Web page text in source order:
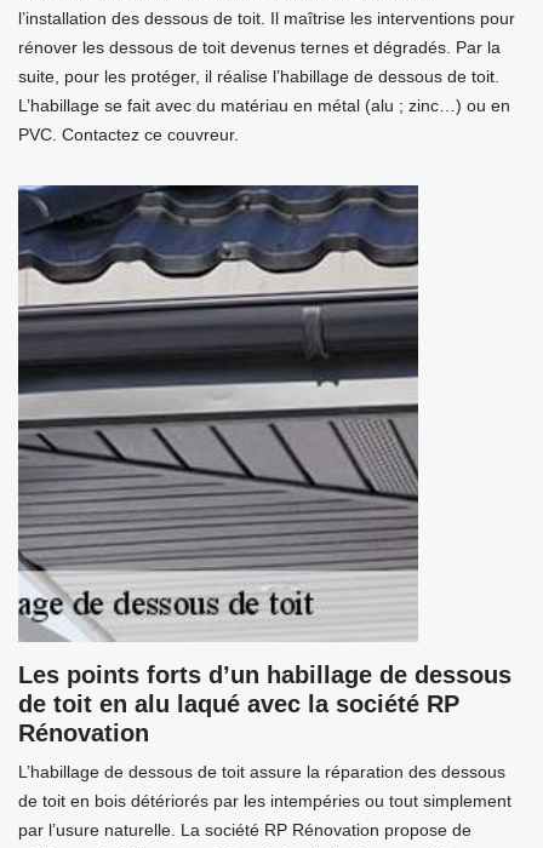
l’installation des dessous de toit. Il maîtrise les interventions pour
rénover les dessous de toit devenus ternes et dégradés. Par la
suite, pour les protéger, il réalise l’habillage de dessous de toit.
L’habillage se fait avec du matériau en métal (alu ; zinc…) ou en
PVC. Contactez ce couvreur.
Les points forts d’un habillage de dessous
de toit en alu laqué avec la société RP
Rénovation
L’habillage de dessous de toit assure la réparation des dessous
de toit en bois détériorés par les intempéries ou tout simplement
par l’usure naturelle. La société RP Rénovation propose de